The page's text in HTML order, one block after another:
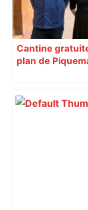
Cantine
plan de